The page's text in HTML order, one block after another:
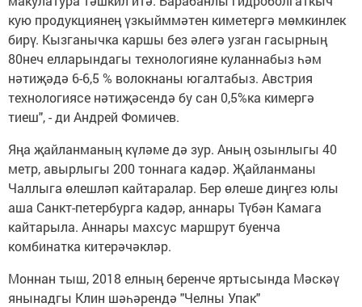
кую продукциянең үзкыйммәтен киметергә мөмкинлек
бирү. Кызганычка каршы без әлегә узган гасырның
80неч елларындагы технологияне куланнабыз һәм
нәтиҗәдә 6-6,5 % волокнаны югалтабыз. Австрия
технологиясе нәтиҗәсендә бу сан 0,5%ка кимергә
тиеш", - ди Андрей Фомичев.
Яңа җайланманың күләме дә зур. Аның озынлыгы 40
метр, авырлыгы 200 тоннага кадәр. Җайланманы
Чаллыга өлешләп кайтаралар. Бер өлеше диңгез юлы
аша Санкт-петербурга кадәр, аннары Түбән Камага
кайтарыла. Аннары махсус маршрут буенча
комбинатка китерәчәкләр.
Моннан тыш, 2018 елның беренче яртысында Мәскәү
янынадгы Клин шәһәрендә "Челны Упак"